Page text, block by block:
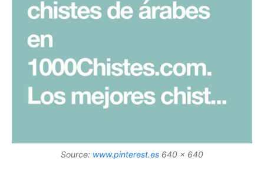
Source: www.pinterest.es 640 x 640